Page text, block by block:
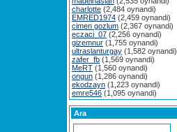
charlotte (2,484 oynandi)
EMRED1974 (2,459 oynandi)
cimen gozlum (2,367 oynandi)
eczaci_07 (2,256 oynandi)
gizemnur (1,755 oynandi)
ultraslanturgay (1,582 oynandi)
zafer_fb (1,569 oynandi)
MeRT (1,560 oynandi)
ongun (1,286 oynandi)
ekodzayn (1,223 oynandi)
emre546 (1,095 oynandi)
Ara